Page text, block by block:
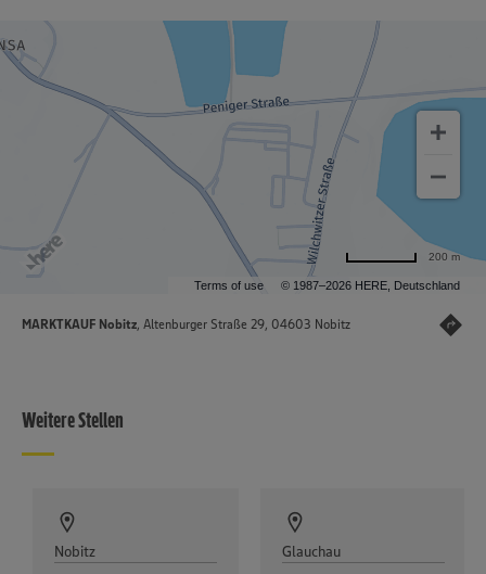
Terms of use © 1987–2026 HERE, Deutschland
200 m
MARKTKAUF Nobitz, Altenburger Straße 29, 04603 Nobitz
Weitere Stellen
Nobitz Glauchau